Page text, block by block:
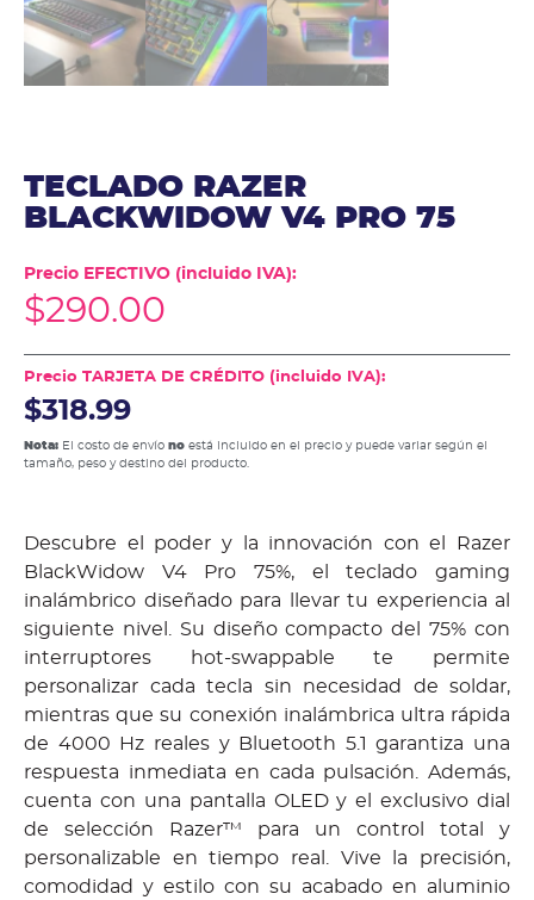
TECLADO RAZER
BLACKWIDOW V4 PRO 75
Precio EFECTIVO (incluido IVA):
$290.00
Precio TARJETA DE CRÉDITO (incluido IVA):
$318.99
Nota: El costo de envío no está incluido en el precio y puede variar según el
tamaño, peso y destino del producto.
Descubre el poder y la innovación con el Razer
BlackWidow V4 Pro 75%, el teclado gaming
inalámbrico diseñado para llevar tu experiencia al
siguiente nivel. Su diseño compacto del 75% con
interruptores hot-swappable te permite
personalizar cada tecla sin necesidad de soldar,
mientras que su conexión inalámbrica ultra rápida
de 4000 Hz reales y Bluetooth 5.1 garantiza una
respuesta inmediata en cada pulsación. Además,
cuenta con una pantalla OLED y el exclusivo dial
de selección Razer™ para un control total y
personalizable en tiempo real. Vive la precisión,
comodidad y estilo con su acabado en aluminio